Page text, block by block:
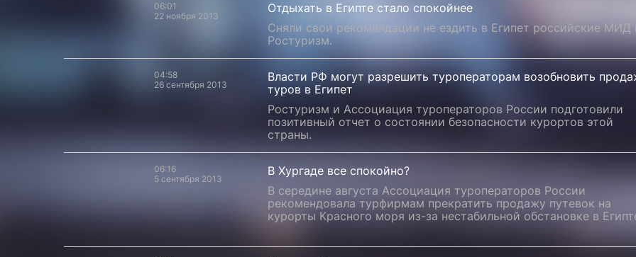
06:01
22 ноября 2013
Отдыхать в Египте стало спокойнее
Сняли свои рекомендации не ездить в Египет российские МИД
Ростуризм.
04:58
26 сентября 2013
Власти РФ могут разрешить туроператорам возобновить
туров в Египет
Ростуризм и Ассоциация туроператоров России подготовили
позитивный отчет о состоянии безопасности курортов этой
страны.
06:16
5 сентября 2013
В Хургаде все спокойно?
В середине августа Ассоциация туроператоров России
рекомендовала турфирмам прекратить продажу путевок на
курорты Красного моря из-за нестабильной обстановке в